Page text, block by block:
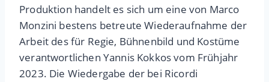
Produktion handelt es sich um eine von Marco
Monzini bestens betreute Wiederaufnahme der
Arbeit des für Regie, Bühnenbild und Kostüme
verantwortlichen Yannis Kokkos vom Frühjahr
2023. Die Wiedergabe der bei Ricordi